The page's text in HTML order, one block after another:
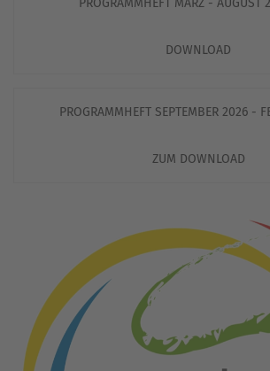
PROGRAMMHEFT MÄRZ - AUGUST
DOWNLOAD
PROGRAMMHEFT SEPTEMBER 2026 -
ZUM DOWNLOAD